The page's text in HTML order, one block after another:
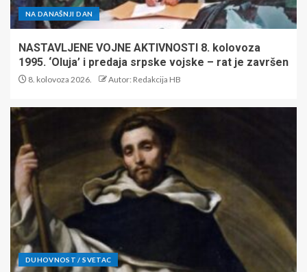
NA DANAŠNJI DAN
NASTAVLJENE VOJNE AKTIVNOSTI 8. kolovoza
1995. ‘Oluja’ i predaja srpske vojske – rat je završen
8. kolovoza 2026. Autor: Redakcija HB
DUHOVNOST / SVETAC